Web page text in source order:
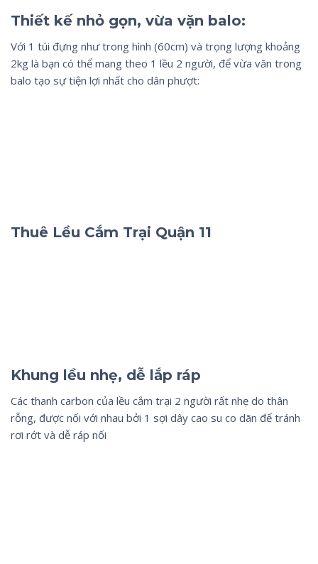
Thiết kế nhỏ gọn, vừa vặn balo:
Với 1 túi đựng như trong hình (60cm) và trọng lượng khoảng
2kg là bạn có thể mang theo 1 lều 2 người, để vừa văn trong
balo tạo sự tiện lợi nhất cho dân phượt:
Thuê Lều Cắm Trại Quận 11
Khung lều nhẹ, dễ lắp ráp
Các thanh carbon của lều cắm trại 2 người rất nhẹ do thân
rỗng, được nối với nhau bởi 1 sợi dây cao su co dãn để tránh
rơi rớt và dễ ráp nối